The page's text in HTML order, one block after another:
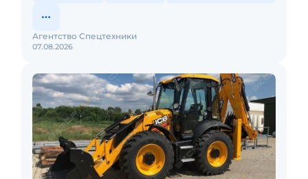
07.08.2026
Агентство Спецтехники